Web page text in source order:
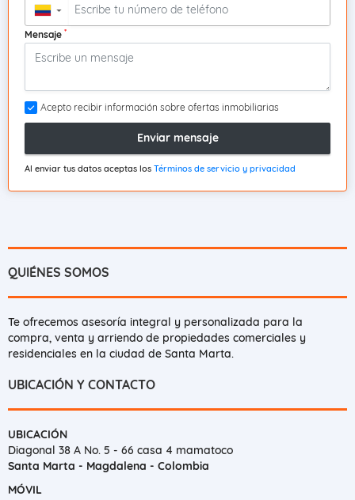
▼
Mensaje *
Acepto recibir información sobre ofertas inmobiliarias
Enviar mensaje
Al enviar tus datos aceptas los Términos de servicio y privacidad
QUIÉNES SOMOS
Te ofrecemos asesoría integral y personalizada para la
compra, venta y arriendo de propiedades comerciales y
residenciales en la ciudad de Santa Marta.
UBICACIÓN Y CONTACTO
UBICACIÓN
Diagonal 38 A No. 5 - 66 casa 4 mamatoco
Santa Marta - Magdalena - Colombia
MÓVIL